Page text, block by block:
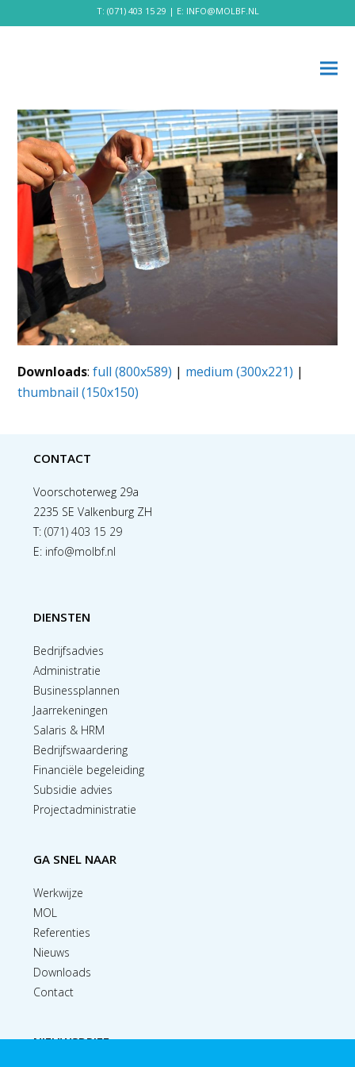
T: (071) 403 15 29 | E: INFO@MOLBF.NL
Downloads:full (800x589) | medium (300x221) |
thumbnail (150x150)
CONTACT
Voorschoterweg 29a
2235 SE Valkenburg ZH
T:(071) 403 15 29
E: info@molbf.nl
DIENSTEN
Bedrijfsadvies
Administratie
Businessplannen
Jaarrekeningen
Salaris & HRM
Bedrijfswaardering
Financiële begeleiding
Subsidie advies
Projectadministratie
GA SNEL NAAR
Werkwijze
MOL
Referenties
Nieuws
Downloads
Contact
NIEUWSBRIEF